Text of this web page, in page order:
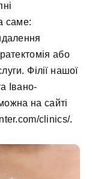
саме:
або
Філії нашої
Івано-
на сайті
clinics/.